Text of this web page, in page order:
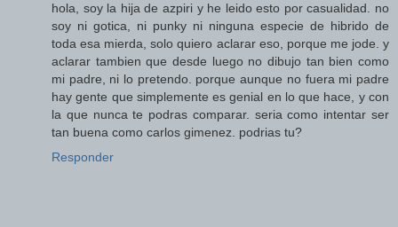
hola, soy la hija de azpiri y he leido esto por casualidad. no
soy ni gotica, ni punky ni ninguna especie de hibrido de
toda esa mierda, solo quiero aclarar eso, porque me jode. y
aclarar tambien que desde luego no dibujo tan bien como
mi padre, ni lo pretendo. porque aunque no fuera mi padre
hay gente que simplemente es genial en lo que hace, y con
la que nunca te podras comparar. seria como intentar ser
tan buena como carlos gimenez. podrias tu?
Responder